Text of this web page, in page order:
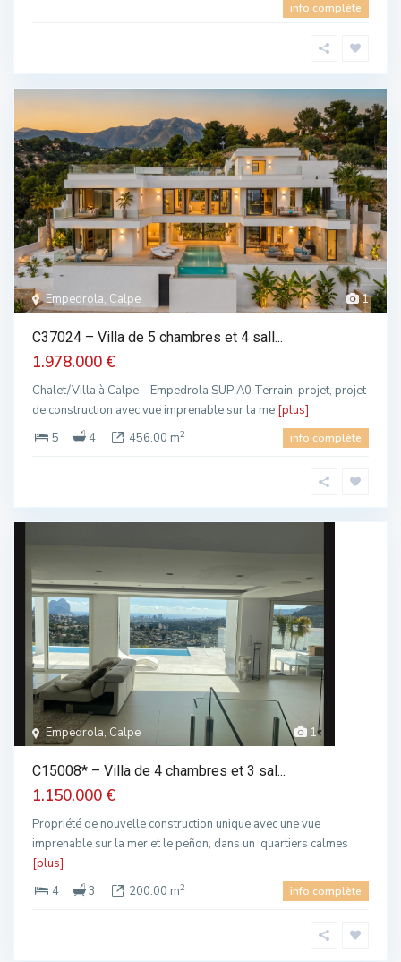
info complète
1
Empedrola, Calpe
C37024 – Villa de 5 chambres et 4 sall...
1.978.000 €
Chalet/Villa à Calpe – Empedrola SUP A0 Terrain, projet, projet
de construction avec vue imprenable sur la me [plus]
5
4 456.00 m2 info complète
1
Empedrola, Calpe
C15008* – Villa de 4 chambres et 3 sal...
1.150.000 €
Propriété de nouvelle construction unique avec une vue
imprenable sur la mer et le peñon, dans un quartiers calmes
[plus]
4
3 200.00 m2 info complète